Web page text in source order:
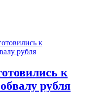
к
рубля